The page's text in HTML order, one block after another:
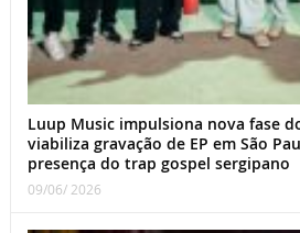
Luup Music impulsiona nova fase
viabiliza gravação de EP em São
presença do trap gospel sergipano
09/06/ 2026